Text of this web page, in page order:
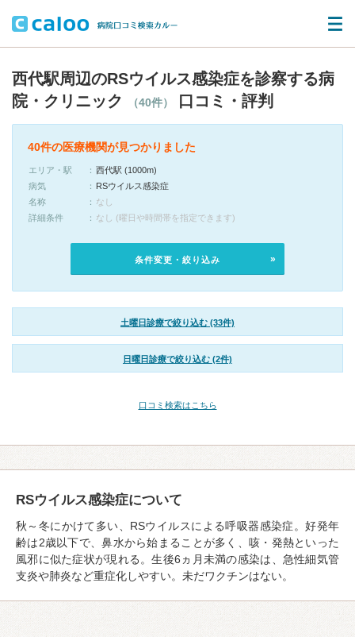
西代駅周辺のRSウイルス感染症を診察する病
院・クリニック
（40件） 口コミ・評判
40件の医療機関が見つかりました
エリア・駅
西代駅 (1000m)
病気
RSウイルス感染症
名称
なし
詳細条件
なし (曜日や時間帯を指定できます)
条件変更・絞り込み
土曜日診療で絞り込む (33件)
日曜日診療で絞り込む (2件)
口コミ検索はこちら
RSウイルス感染症について
秋～冬にかけて多い、RSウイルスによる呼吸器感染症。好発年
齢は2歳以下で、鼻水から始まることが多く、咳・発熱といった
風邪に似た症状が現れる。生後6ヵ月未満の感染は、急性細気管
支炎や肺炎など重症化しやすい。未だワクチンはない。